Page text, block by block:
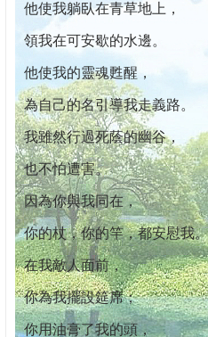
他使我躺臥在青草地上，
領我在可安歇的水邊。
他使我的靈魂甦醒，
為自己的名引導我走義路。
我雖然行過死蔭的幽谷，
也不怕遭害。
因為你與我同在，
你的杖，你的竿，都安慰我。
在我敵人面前，
你為我擺設筵席；
你用油膏了我的頭，